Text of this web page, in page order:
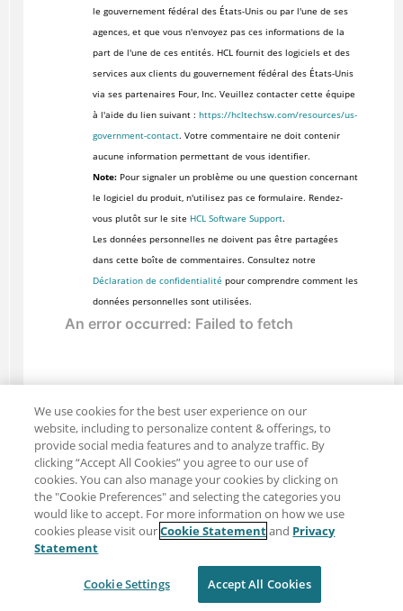
le gouvernement fédéral des États-Unis ou par l'une de ses
agences, et que vous n'envoyez pas ces informations de la
part de l'une de ces entités. HCL fournit des logiciels et des
services aux clients du gouvernement fédéral des États-Unis
via ses partenaires Four, Inc. Veuillez contacter cette équipe
à l'aide du lien suivant : https://hcltechsw.com/resources/us-
government-contact. Votre commentaire ne doit contenir
aucune information permettant de vous identifier.
Note:Pour signaler un problème ou une question concernant
le logiciel du produit, n'utilisez pas ce formulaire. Rendez-
vous plutôt sur le site HCL Software Support.
Les données personnelles ne doivent pas être partagées
dans cette boîte de commentaires. Consultez notre
Déclaration de confidentialité pour comprendre comment les
données personnelles sont utilisées.
Partager : Courriel
Twitter
Clause de non-responsabilité
Intimité
We use cookies for the best user experience on our
website, including to personalize content & offerings, to
provide social media features and to analyze traffic. By
clicking “Accept All Cookies” you agree to our use of
cookies. You can also manage your cookies by clicking on
the "Cookie Preferences" and selecting the categories you
would like to accept. For more information on how we use
cookies please visit ourCookie Statementand Privacy
Statement
Cookie Settings Accept All Cookies